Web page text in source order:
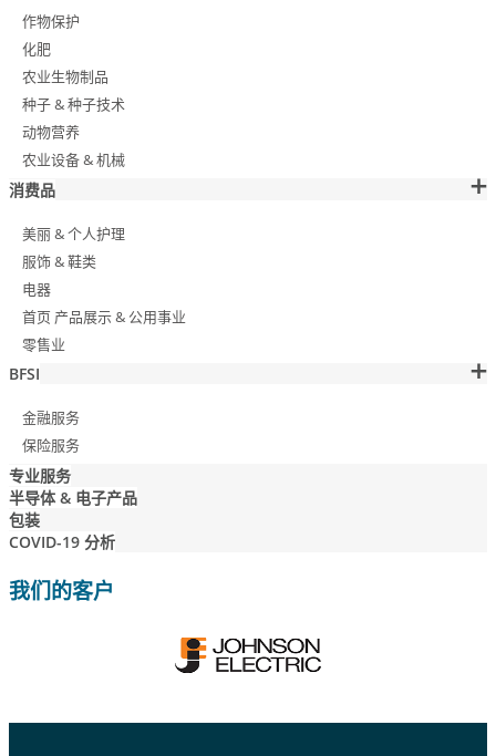
作物保护
化肥
农业生物制品
种子 & 种子技术
动物营养
农业设备 & 机械
消费品
美丽 & 个人护理
服饰 & 鞋类
电器
首页 产品展示 & 公用事业
零售业
BFSI
金融服务
保险服务
专业服务
半导体 & 电子产品
包装
COVID-19 分析
我们的客户